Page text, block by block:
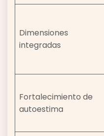
Dimensiones
integradas
Fortalecimiento de
autoestima